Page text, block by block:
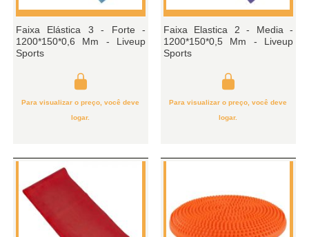
Faixa Elástica 3 - Forte -
1200*150*0,6 Mm - Liveup
Sports
Para visualizar o preço, você deve
logar.
Faixa Elastica 2 - Media -
1200*150*0,5 Mm - Liveup
Sports
Para visualizar o preço, você deve
logar.